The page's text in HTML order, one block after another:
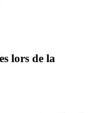
lors de la